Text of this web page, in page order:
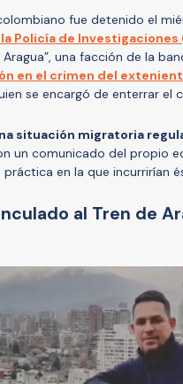
fue detenido el
Policía de Investigaciones
una facción de la
en el crimen del
se encargó de enterrar el
situación migratoria
un comunicado del propio
en la que incurrirían
al Tren de